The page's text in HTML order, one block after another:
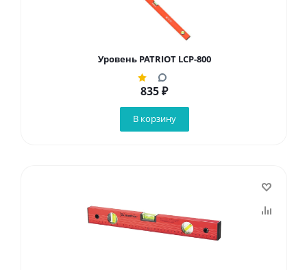
Уровень PATRIOT LCP-800
835₽
В корзину